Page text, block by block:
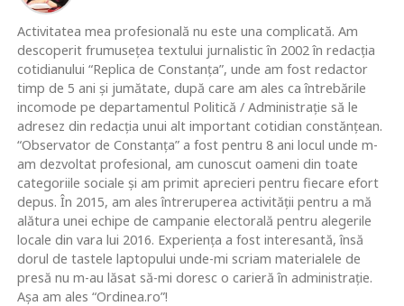
Activitatea mea profesională nu este una complicată. Am
descoperit frumusețea textului jurnalistic în 2002 în redacția
cotidianului “Replica de Constanța”, unde am fost redactor
timp de 5 ani și jumătate, după care am ales ca întrebările
incomode pe departamentul Politică / Administrație să le
adresez din redacția unui alt important cotidian constănțean.
“Observator de Constanța” a fost pentru 8 ani locul unde m-
am dezvoltat profesional, am cunoscut oameni din toate
categoriile sociale și am primit aprecieri pentru fiecare efort
depus. În 2015, am ales întreruperea activității pentru a mă
alătura unei echipe de campanie electorală pentru alegerile
locale din vara lui 2016. Experiența a fost interesantă, însă
dorul de tastele laptopului unde-mi scriam materialele de
presă nu m-au lăsat să-mi doresc o carieră în administrație.
Așa am ales “Ordinea.ro”!